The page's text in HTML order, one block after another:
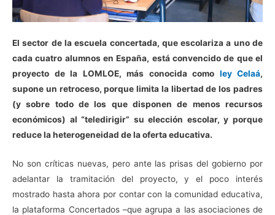
El sector de la escuela concertada, que escolariza a uno de
cada cuatro alumnos en España, está convencido de que el
proyecto de la LOMLOE, más conocida como ley Celaá,
supone un retroceso, porque limita la libertad de los padres
(y sobre todo de los que disponen de menos recursos
económicos) al “teledirigir” su elección escolar, y porque
reduce la heterogeneidad de la oferta educativa.
No son críticas nuevas, pero ante las prisas del gobierno por
adelantar la tramitación del proyecto, y el poco interés
mostrado hasta ahora por contar con la comunidad educativa,
la plataforma Concertados –que agrupa a las asociaciones de